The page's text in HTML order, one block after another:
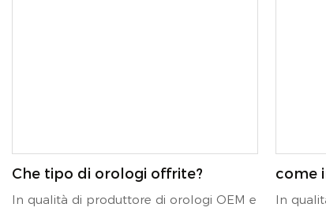
Che tipo di orologi offrite?
In qualità di produttore di orologi OEM e
come
In